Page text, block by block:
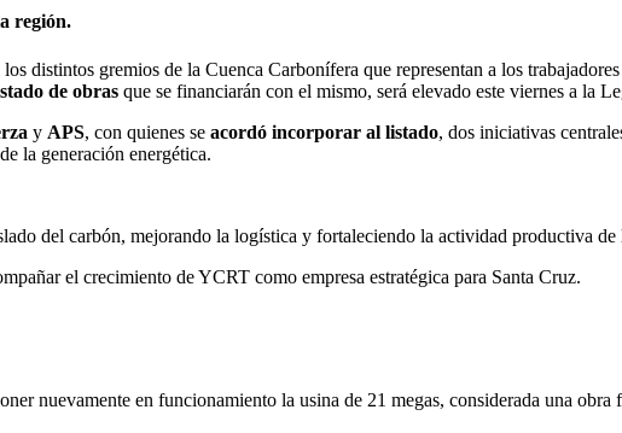
región.
distintos gremios de la Cuenca Carbonífera que representan a los
de obras que se financiarán con el mismo, será elevado este viernes a la
y APS, con quienes se acordó incorporar al listado, dos iniciativas
la generación energética.
del carbón, mejorando la logística y fortaleciendo la actividad productiva
el crecimiento de YCRT como empresa estratégica para Santa Cruz.
nuevamente en funcionamiento la usina de 21 megas, considerada una obra